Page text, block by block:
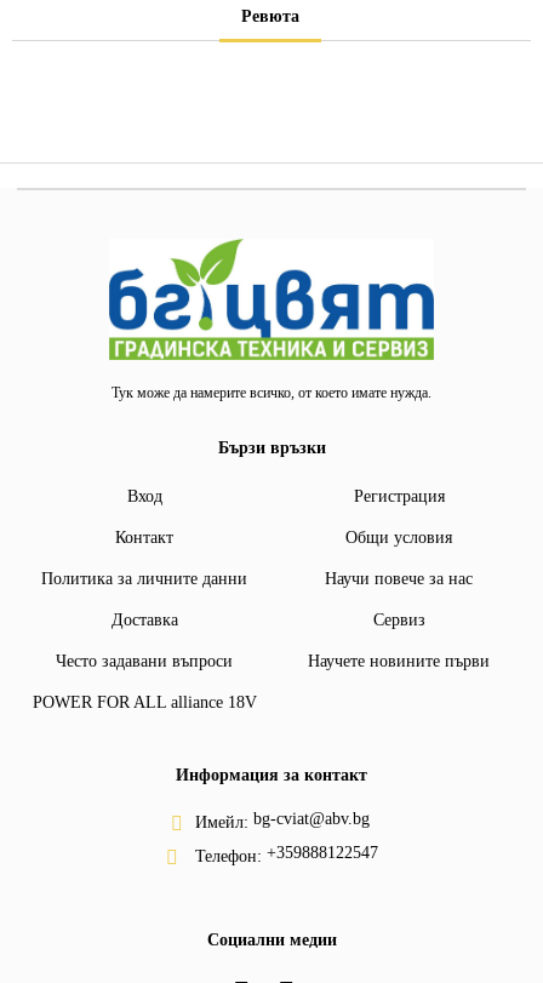
Ревюта
Тук може да намерите всичко, от което имате нужда.
Бързи връзки
Вход Регистрация
Контакт Общи условия
Политика за личните данни Научи повече за нас
Доставка Сервиз
Често задавани въпроси Научете новините първи
POWER FOR ALL alliance 18V
Информация за контакт
Имейл: bg-cviat@abv.bg
Телефон: +359888122547
Социални медии